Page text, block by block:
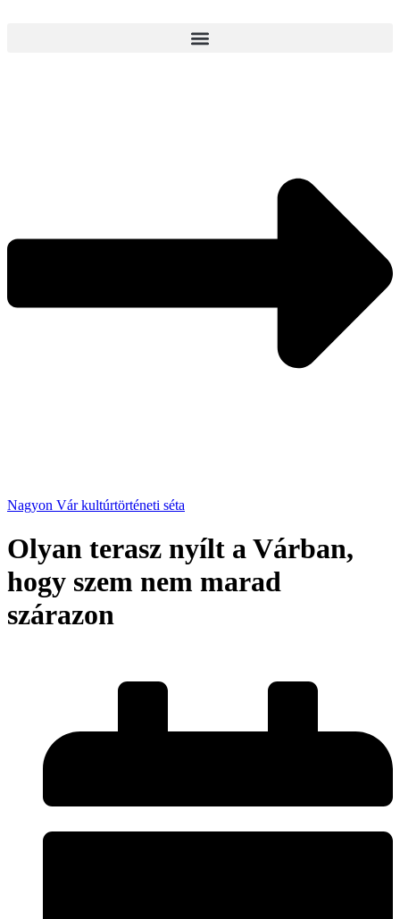
Nagyon Vár kultúrtörténeti séta
Olyan terasz nyílt a Várban,
hogy szem nem marad
szárazon